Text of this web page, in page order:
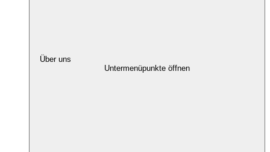
Über uns
Untermenüpunkte öffnen